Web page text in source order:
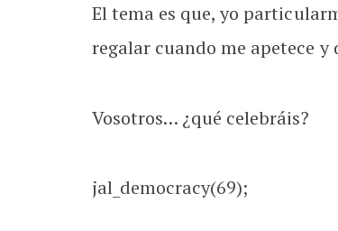
El tema es que, yo
regalar cuando me apetece y
Vosotros… ¿qué celebráis?
jal_democracy(69);